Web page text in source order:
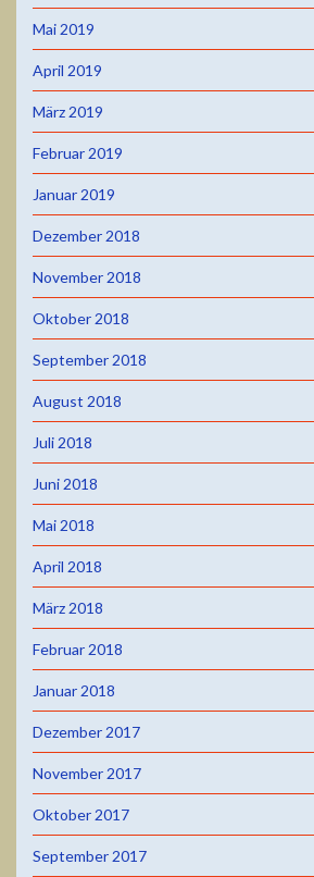
Mai 2019
April 2019
März 2019
Februar 2019
Januar 2019
Dezember 2018
November 2018
Oktober 2018
September 2018
August 2018
Juli 2018
Juni 2018
Mai 2018
April 2018
März 2018
Februar 2018
Januar 2018
Dezember 2017
November 2017
Oktober 2017
September 2017